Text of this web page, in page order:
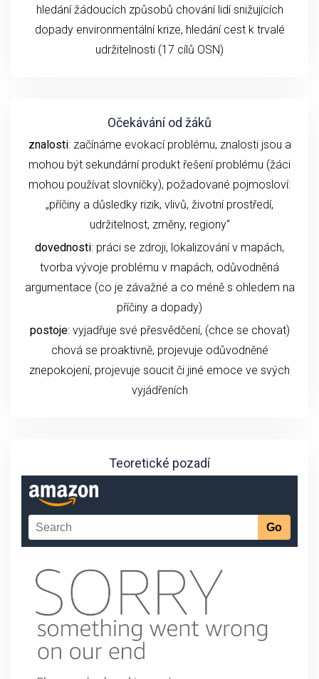
hledání žádoucích způsobů chování lidí snižujících
dopady environmentální krize, hledání cest k trvalé
udržitelnosti (17 cílů OSN)
Očekávání od žáků
znalosti: začínáme evokací problému, znalosti jsou a
mohou být sekundární produkt řešení problému (žáci
mohou používat slovníčky), požadované pojmosloví:
„příčiny a důsledky rizik, vlivů, životní prostředí,
udržitelnost, změny, regiony“
dovednosti: práci se zdroji, lokalizování v mapách,
tvorba vývoje problému v mapách, odůvodněná
argumentace (co je závažné a co méně s ohledem na
příčiny a dopady)
postoje: vyjadřuje své přesvědčení, (chce se chovat)
chová se proaktivně, projevuje odůvodněné
znepokojení, projevuje soucit či jiné emoce ve svých
vyjádřeních
Teoretické pozadí